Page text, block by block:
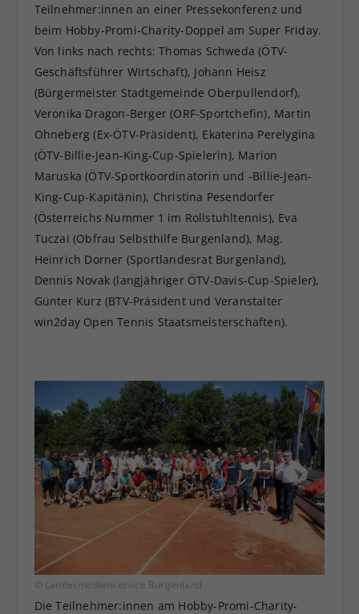
Teilnehmer:innen an einer Pressekonferenz und
beim Hobby-Promi-Charity-Doppel am Super Friday.
Von links nach rechts: Thomas Schweda (ÖTV-
Geschäftsführer Wirtschaft), Johann Heisz
(Bürgermeister Stadtgemeinde Oberpullendorf),
Veronika Dragon-Berger (ORF-Sportchefin), Martin
Ohneberg (Ex-ÖTV-Präsident), Ekaterina Perelygina
(ÖTV-Billie-Jean-King-Cup-Spielerin), Marion
Maruska (ÖTV-Sportkoordinatorin und -Billie-Jean-
King-Cup-Kapitänin), Christina Pesendorfer
(Österreichs Nummer 1 im Rollstuhltennis), Eva
Tuczai (Obfrau Selbsthilfe Burgenland), Mag.
Heinrich Dorner (Sportlandesrat Burgenland),
Dennis Novak (langjähriger ÖTV-Davis-Cup-Spieler),
Günter Kurz (BTV-Präsident und Veranstalter
win2day Open Tennis Staatsmeisterschaften).
© Landesmedienservice Burgenland
Die Teilnehmer:innen am Hobby-Promi-Charity-